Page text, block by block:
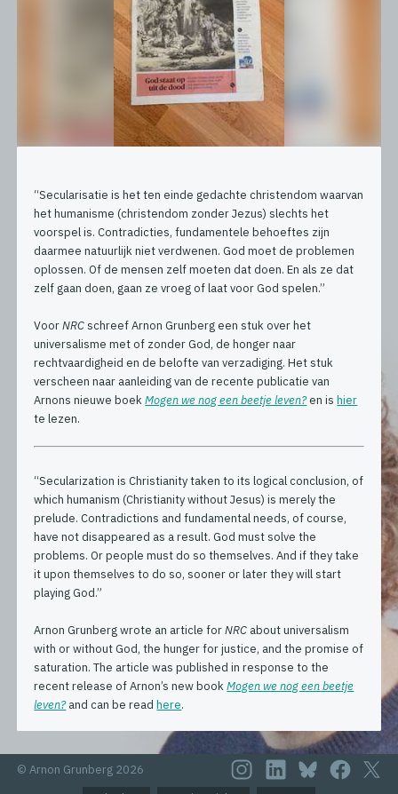
“Secularisatie is het ten einde gedachte christendom waarvan
het humanisme (christendom zonder Jezus) slechts het
voorspel is. Contradicties, fundamentele behoeftes zijn
daarmee natuurlijk niet verdwenen. God moet de problemen
oplossen. Of de mensen zelf moeten dat doen. En als ze dat
zelf gaan doen, gaan ze vroeg of laat voor God spelen.”
VoorNRCschreef Arnon Grunberg een stuk over het
universalisme met of zonder God, de honger naar
rechtvaardigheid en de belofte van verzadiging. Het stuk
verscheen naar aanleiding van de recente publicatie van
Arnons nieuwe boekMogen we nog een beetje leven?en ishier
te lezen.
“Secularization is Christianity taken to its logical conclusion, of
which humanism (Christianity without Jesus) is merely the
prelude. Contradictions and fundamental needs, of course,
have not disappeared as a result. God must solve the
problems. Or people must do so themselves. And if they take
it upon themselves to do so, sooner or later they will start
playing God.”
Arnon Grunberg wrote an article forNRC about universalism
with or without God, the hunger for justice, and the promise of
saturation. The article was published in response to the
recent release of Arnon’s new bookMogen we nog een beetje
leven?and can be readhere.
© Arnon Grunberg 2026